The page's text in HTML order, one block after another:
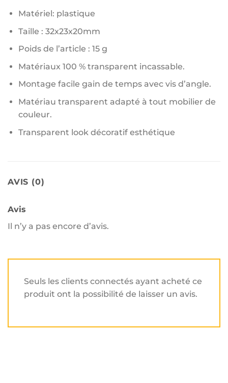
Matériel: plastique
Taille : 32x23x20mm
Poids de l’article ‎: 15 g
Matériaux 100 % transparent incassable.
Montage facile gain de temps avec vis d’angle.
Matériau transparent adapté à tout mobilier de
couleur.
Transparent look décoratif esthétique
AVIS (0)
Avis
Il n’y a pas encore d’avis.
Seuls les clients connectés ayant acheté ce
produit ont la possibilité de laisser un avis.